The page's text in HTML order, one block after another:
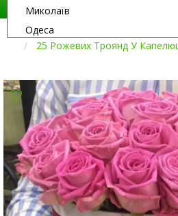
Миколаїв
Одеса
Полтава
Суми
Харків
Херсон
Доставка Квітів
25 Рожевих Троянд У